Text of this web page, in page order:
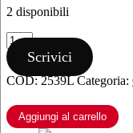
2 disponibili
KIT
GRAFICHE
ADESIVI
BLACKBIRD
KTM
SX
Scrivici
COD:2539L Categoria:
Aggiungi al carrello